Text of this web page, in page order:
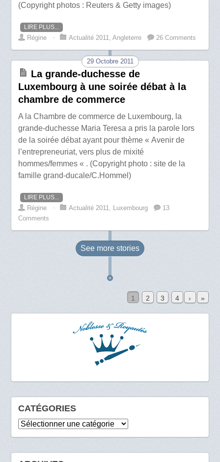
(Copyright photos : Reuters & Getty images)
LIRE PLUS...
Régine ⋅ Actualité 2011,Angleterre 26 Comments
29 Octobre 2011
La grande-duchesse de
Luxembourg à une soirée débat à la
chambre de commerce
A la Chambre de commerce de Luxembourg, la
grande-duchesse Maria Teresa a pris la parole lors
de la soirée débat ayant pour thème « Avenir de
l’entrepreneuriat, vers plus de mixité
hommes/femmes « . (Copyright photo : site de la
famille grand-ducale/C.Hommel)
LIRE PLUS...
Régine ⋅ Actualité 2011, Luxembourg
13
Comments
See more stories
1 2 3 4 › »
CATÉGORIES
Catégories